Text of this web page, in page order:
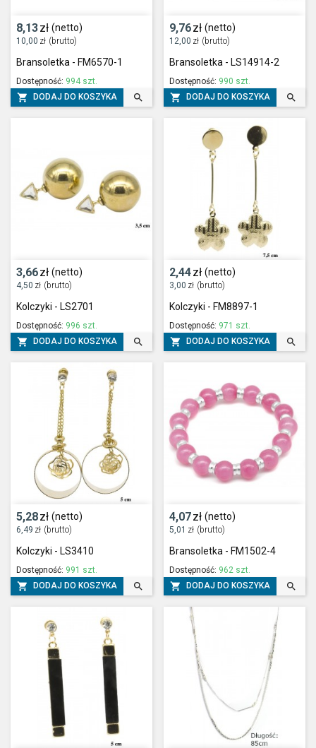
8,13zł (netto)
10,00 zł (brutto)
Bransoletka - FM6570-1
Dostępność: 994 szt.
 DODAJ DO KOSZYKA 
9,76zł (netto)
12,00 zł (brutto)
Bransoletka - LS14914-2
Dostępność: 990 szt.
 DODAJ DO KOSZYKA 
3,66zł (netto)
4,50 zł (brutto)
Kolczyki - LS2701
Dostępność: 996 szt.
 DODAJ DO KOSZYKA 
2,44zł (netto)
3,00 zł (brutto)
Kolczyki - FM8897-1
Dostępność: 971 szt.
 DODAJ DO KOSZYKA 
5,28zł (netto)
6,49 zł (brutto)
Kolczyki - LS3410
Dostępność: 991 szt.
 DODAJ DO KOSZYKA 
4,07zł (netto)
5,01 zł (brutto)
Bransoletka - FM1502-4
Dostępność: 962 szt.
 DODAJ DO KOSZYKA 